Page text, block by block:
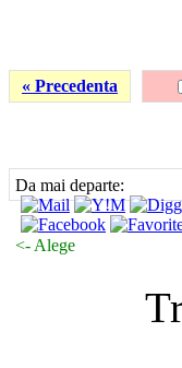
« Precedenta
Da mai departe:
<- Alege